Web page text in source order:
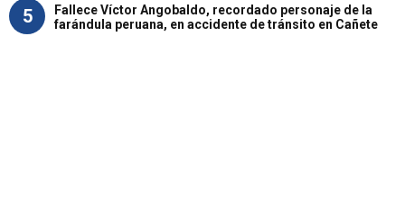
5
Fallece Víctor Angobaldo, recordado personaje de la
farándula peruana, en accidente de tránsito en Cañete